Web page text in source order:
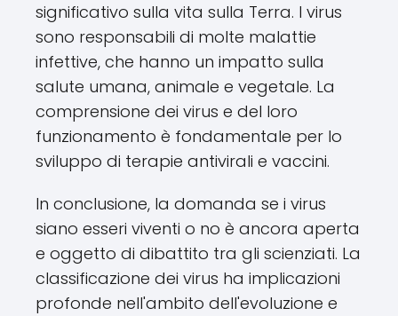
significativo sulla vita sulla Terra. I virus
sono responsabili di molte malattie
infettive, che hanno un impatto sulla
salute umana, animale e vegetale. La
comprensione dei virus e del loro
funzionamento è fondamentale per lo
sviluppo di terapie antivirali e vaccini.
In conclusione, la domanda se i virus
siano esseri viventi o no è ancora aperta
e oggetto di dibattito tra gli scienziati. La
classificazione dei virus ha implicazioni
profonde nell'ambito dell'evoluzione e